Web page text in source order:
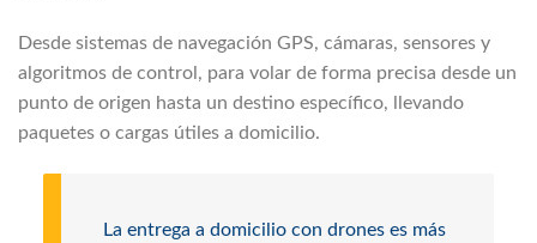
Desde sistemas de navegación GPS, cámaras, sensores y
algoritmos de control, para volar de forma precisa desde un
punto de origen hasta un destino específico, llevando
paquetes o cargas útiles a domicilio.
La entrega a domicilio con drones es más